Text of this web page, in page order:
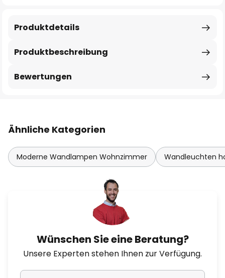
Produktbeschreibung
Produktdetails
Bewertungen
Ähnliche Kategorien
Moderne Wandlampen Wohnzimmer Wandleuchten
Wünschen Sie eine Beratung?
Unsere Experten stehen Ihnen zur Verfügung.